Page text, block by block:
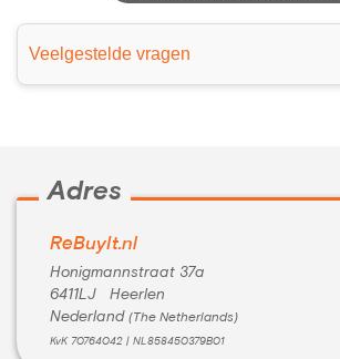
Veelgestelde vragen
Adres
ReBuyIt.nl
Honigmannstraat 37a
6411LJ Heerlen
Nederland (The Netherlands)
KvK 70764042 | NL858450379B01